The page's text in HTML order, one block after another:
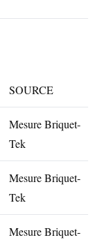
SOURCE
Mesure Briquet-
Tek
Mesure Briquet-
Tek
Mesure Briquet-